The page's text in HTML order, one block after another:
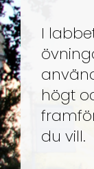
I
högt
du vill.